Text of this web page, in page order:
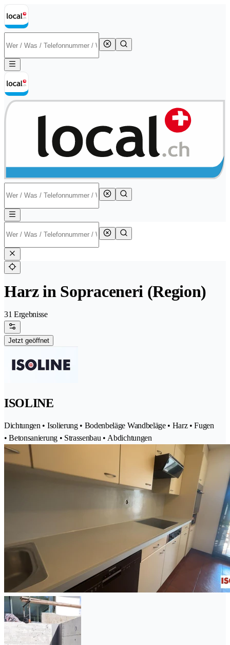
Harz in Sopraceneri (Region)
31 Ergebnisse
Jetzt geöffnet
ISOLINE
Dichtungen • Isolierung • Bodenbeläge Wandbeläge • Harz • Fugen
• Betonsanierung • Strassenbau • Abdichtungen